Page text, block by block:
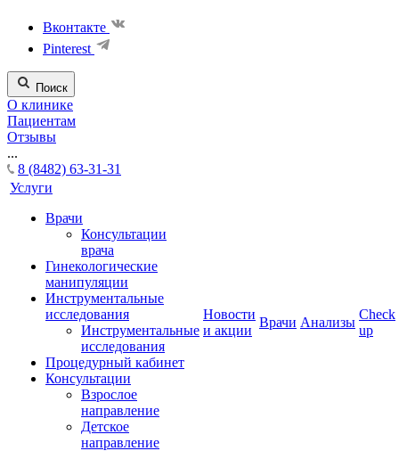
Вконтакте
Pinterest
Поиск
О клинике
Пациентам
Отзывы
...
8 (8482) 63-31-31
Услуги
Врачи
Консультации
врача
Гинекологические
манипуляции
Инструментальные
исследования
Инструментальные
исследования
Процедурный кабинет
Консультации
Взрослое
направление
Детское
направление
Новости
и акции
Врачи Анализы
Check
up